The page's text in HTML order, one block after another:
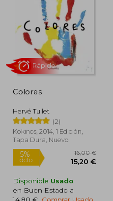
5%
dcto.
Colores
Hervé Tullet
(2)
Kokinos, 2014, 1 Edición,
Tapa Dura, Nuevo
Disponible Usado
en Buen Estado a
14,80 € Comprar Usado